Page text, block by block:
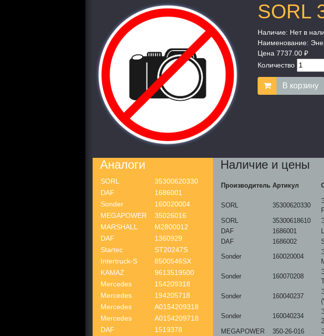
SORL
Наличие: Нет в
Наименование:
Цена 7737.00 ₽
Количество
В корзину
Аналоги
SORL
35300620330
DAF
1686001
Sonder
160020004
MEGAPOWER
35026016
MARSHALL
M2800012
DAF
1360929
Startec
ST20247S
Intertruck-S
8500546SX
KAMAZ
9613519500
Mercedes
154209318
Mercedes
194205718
Mercedes
A0154209318
Mercedes
A0154209718
DAF
1519378
Наличие и цены
Производитель Артикул
SORL
35300620330
SORL 35300618610
DAF
1686001
DAF
1686002
Sonder
160020004
Sonder 160070208
Sonder 160040237
Sonder 160040234
MEGAPOWER 350-26-016